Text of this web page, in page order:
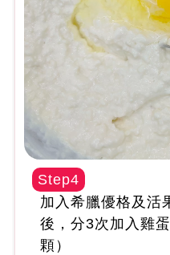
Step4
加入希臘優格及活
後，分3次加入雞
顆）